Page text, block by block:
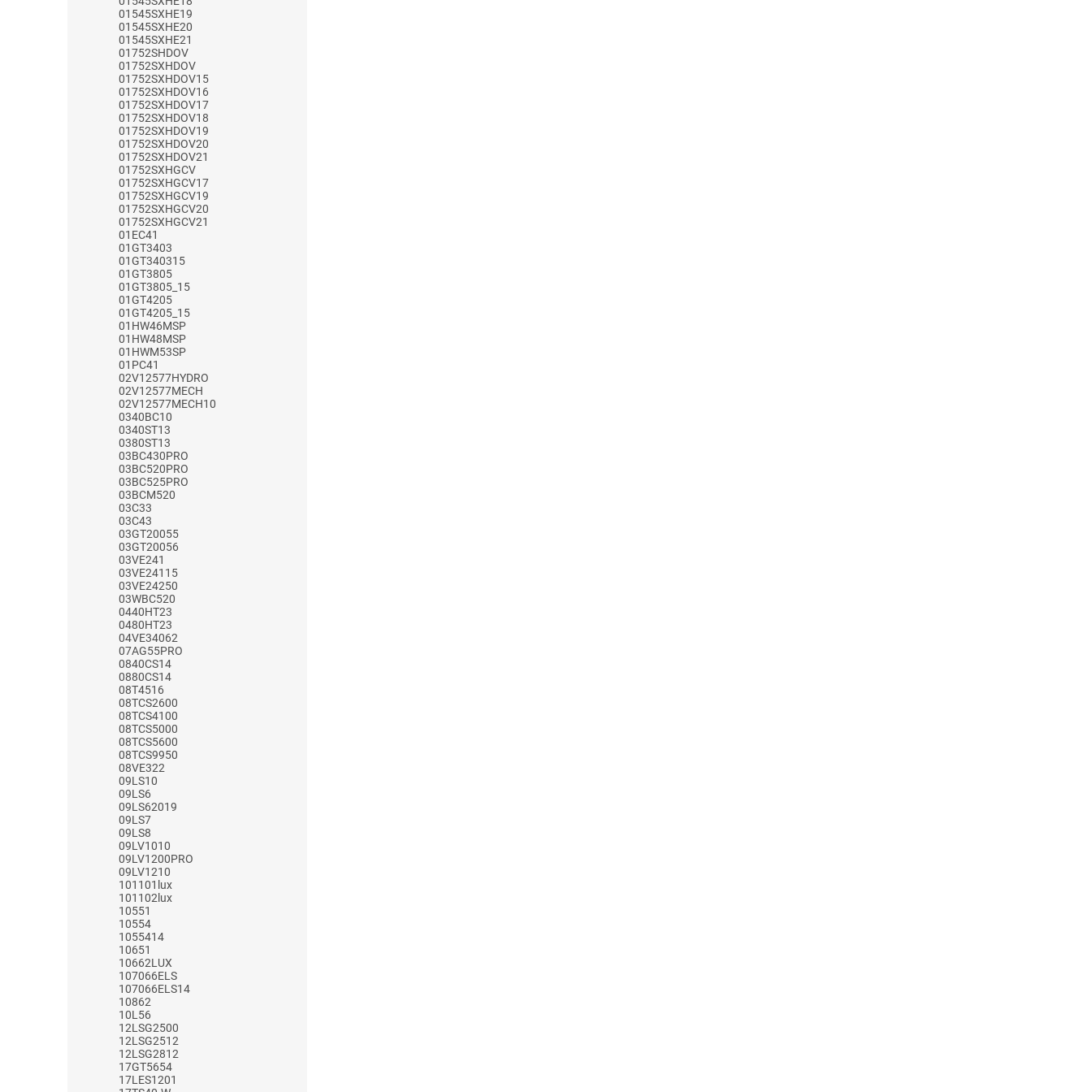
01545SXHE19
01545SXHE20
01545SXHE21
01752SHDOV
01752SXHDOV
01752SXHDOV15
01752SXHDOV16
01752SXHDOV17
01752SXHDOV18
01752SXHDOV19
01752SXHDOV20
01752SXHDOV21
01752SXHGCV
01752SXHGCV17
01752SXHGCV19
01752SXHGCV20
01752SXHGCV21
01EC41
01GT3403
01GT340315
01GT3805
01GT3805_15
01GT4205
01GT4205_15
01HW46MSP
01HW48MSP
01HWM53SP
01PC41
02V12577HYDRO
02V12577MECH
02V12577MECH10
0340BC10
0340ST13
0380ST13
03BC430PRO
03BC520PRO
03BC525PRO
03BCM520
03C33
03C43
03GT20055
03GT20056
03VE241
03VE24115
03VE24250
03WBC520
0440HT23
0480HT23
04VE34062
07AG55PRO
0840CS14
0880CS14
08T4516
08TCS2600
08TCS4100
08TCS5000
08TCS5600
08TCS9950
08VE322
09LS10
09LS6
09LS62019
09LS7
09LS8
09LV1010
09LV1200PRO
09LV1210
101101lux
101102lux
10551
10554
1055414
10651
10662LUX
107066ELS
107066ELS14
10862
10L56
12LSG2500
12LSG2512
12LSG2812
17GT5654
17LES1201